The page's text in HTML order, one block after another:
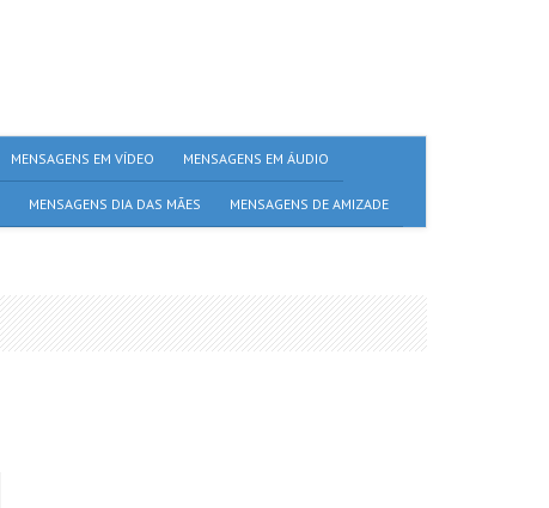
MENSAGENS EM VÍDEO MENSAGENS EM ÁUDIO
MENSAGENS DIA DAS MÃES MENSAGENS DE AMIZADE